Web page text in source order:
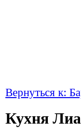
Вернуться к:
Кухня